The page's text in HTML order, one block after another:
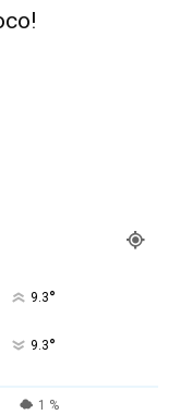
9.3°
9.3°
1 %